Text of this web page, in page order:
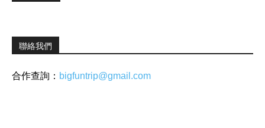
聯絡我們
合作查詢： bigfuntrip@gmail.com